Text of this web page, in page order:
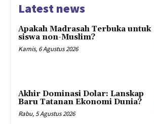
Latest news
Apakah Madrasah Terbuka untuk
siswa non-Muslim?
Kamis, 6 Agustus 2026
Akhir Dominasi Dolar: Lanskap
Baru Tatanan Ekonomi Dunia?
Rabu, 5 Agustus 2026